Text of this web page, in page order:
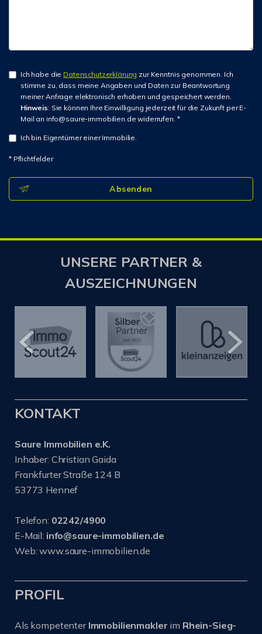
Ich habe die Datenschutzerklärung zur Kenntnis genommen. Ich
stimme zu, dass meine Angaben und Daten zur Beantwortung
meiner Anfrage elektronisch erhoben und gespeichert werden.
Hinweis: Sie können Ihre Einwilligung jederzeit für die Zukunft per E-
Mail an info@saure-immobilien.de widerrufen. *
Ich bin Eigentümer einer Immobilie.
* Pflichtfelder
Absenden
UNSERE PARTNER &
AUSZEICHNUNGEN
KONTAKT
Saure Immobilien e.K.
Inhaber: Christian Gaida
Frankfurter Straße 124 B
53773 Hennef
Telefon: 02242/4900
E-Mail: info@saure-immobilien.de
Web: www.saure-immobilien.de
PROFIL
Als kompetenter Immobilienmakler im Rhein-Sieg-